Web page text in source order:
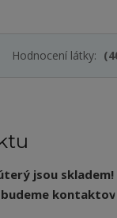
Hodnocení látky:
jsou
budeme